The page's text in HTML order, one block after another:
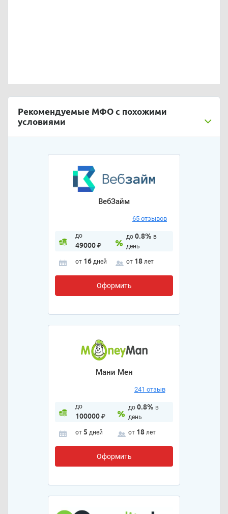
Рекомендуемые МФО с похожими
условиями
ВебЗайм
65 отзывов
до
49000₽
до 0.8% в
день
от 16 дней от 18 лет
Оформить
Мани Мен
241 отзыв
до
100000₽
до 0.8% в
день
от 5 дней от 18 лет
Оформить